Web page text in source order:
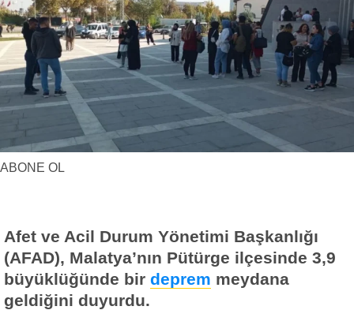
Spor
Yerel Haberler
Faydalı Bilgiler
ABONE OL
Afet ve Acil Durum Yönetimi Başkanlığı
(AFAD), Malatya’nın Pütürge ilçesinde 3,9
büyüklüğünde bir deprem meydana
geldiğini duyurdu.